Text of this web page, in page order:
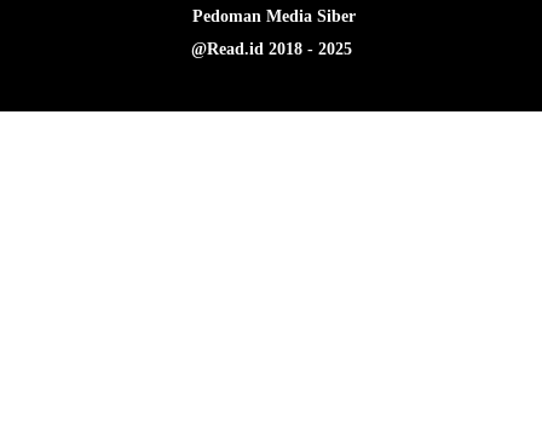
Pedoman Media Siber
@Read.id 2018 - 2025